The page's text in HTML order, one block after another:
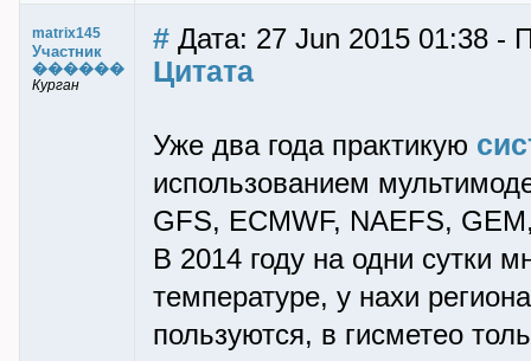
matrix145
Участник
������
Курган
# Дата: 27 Jun 2015 01:38 -
Цитата
Уже два года практикую
использованием
GFS, ECMWF, NAEFS,
В 2014 году на одни сутки
температуре, у нахи
пользуются, в гисметео